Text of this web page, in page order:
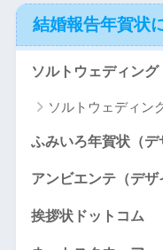
結婚報告年賀状
ソルトウェディング
ソルトウェディン
ふみいろ年賀状（デ
アンビエンテ（デザ
挨拶状ドットコム